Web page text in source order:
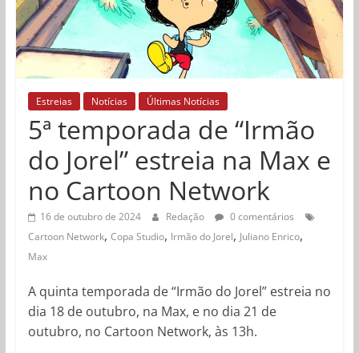
Estreias Notícias Últimas Notícias
5ª temporada de “Irmão
do Jorel” estreia na Max e
no Cartoon Network
16 de outubro de 2024 Redação
0 comentários
Cartoon Network, Copa Studio, Irmão do Jorel, Juliano Enrico,
Max
A quinta temporada de “Irmão do Jorel” estreia no
dia 18 de outubro, na Max, e no dia 21 de
outubro, no Cartoon Network, às 13h.